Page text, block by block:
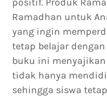
Ramadhan untuk
yang ingin
tetap belajar
buku ini
tidak hanya
sehingga siswa